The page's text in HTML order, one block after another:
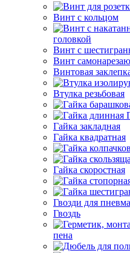
Винт с кольцом
головкой
Винт с
Винт
Винтовая
Втулка резьбовая
Гайка закладная
Гайка квадратная
Гайка скоростная
Гвозди для
Гвоздь
пена